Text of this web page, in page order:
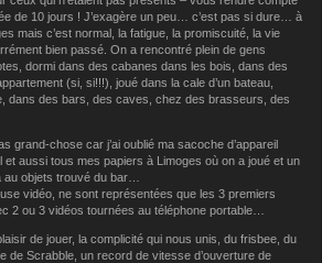
de 10 jours ! J’exagère un peu… c’est pas si dure… à
mais c’est normal, la fatigue, la promiscuité, la vie
bien passé. On a rencontré plein de gens
dormi dans des cabanes dans les bois, dans des
(si, si!!!), joué dans la cale d’un bateau,
dans des bars, des caves, chez des brasseurs, des
grand-chose car j’ai oublié ma sacoche d’appareil
et aussi tous mes papiers à Limoges où on a joué et un
au objets trouvé du bar…
vidéo, ne sont représentées que les 3 premiers
2 ou 3 vidéos tournées au téléphone portable…
de jouer, la complicité qui nous unis, du frisbee, du
de Scrabble, un record de vitesse d’ouverture de